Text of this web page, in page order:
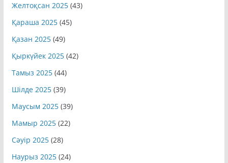
Желтоқсан 2025(43)
Қараша 2025(45)
Қазан 2025(49)
Қыркүйек 2025(42)
Тамыз 2025(44)
Шілде 2025(39)
Маусым 2025(39)
Мамыр 2025(22)
Сәуір 2025(28)
Наурыз 2025(24)